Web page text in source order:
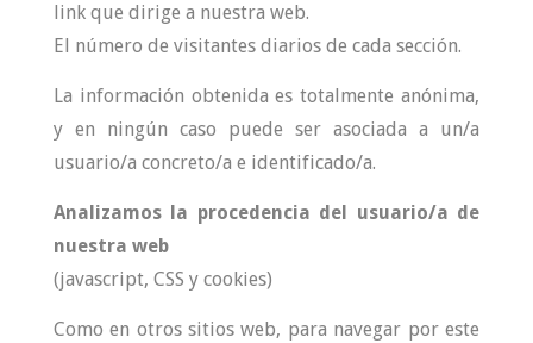
link que dirige a nuestra web.
El número de visitantes diarios de cada sección.
La información obtenida es totalmente anónima,
y en ningún caso puede ser asociada a un/a
usuario/a concreto/a e identificado/a.
Analizamos la procedencia del usuario/a de
nuestra web
(javascript, CSS y cookies)
Como en otros sitios web, para navegar por este